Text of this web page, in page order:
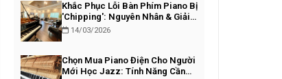
Khắc Phục Lỗi Bàn Phím Piano Bị
'Chipping': Nguyên Nhân & Giải
Pháp14/03/2026
Chọn Mua Piano Điện Cho Người
Mới Học Jazz: Tính Năng Cần